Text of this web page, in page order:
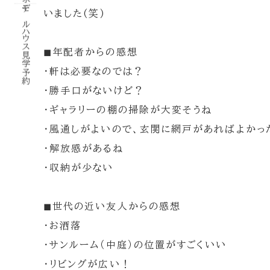
モデルハウス見学予約 いました(笑)
◼︎年配者からの感想
・軒は必要なのでは？
・勝手口がないけど？
・ギャラリーの棚の掃除が大変そうね
・風通しがよいので、玄関に網戸があればよかっ
・解放感があるね
・収納が少ない
◼︎世代の近い友人からの感想
・お洒落
・サンルーム（中庭）の位置がすごくいい
・リビングが広い！